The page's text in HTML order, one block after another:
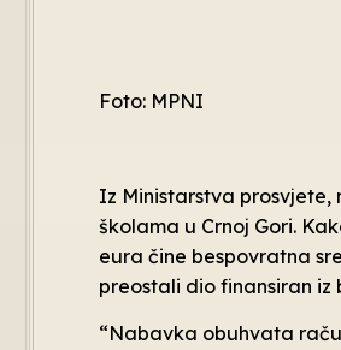
Foto: MPNI
Iz Ministarstva
školama u Crnoj Gori.
eura čine bespovratna
preostali dio finansiran iz
“Nabavka obuhvata